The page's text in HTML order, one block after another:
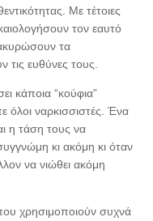
Με τέτοιες
τον εαυτό
τα
ευθύνες τους.
κάποια “κούφια”
όλοι ναρκισσιστές. Ένα
η τάση τους να
κι ακόμη κι όταν
να νιώθει ακόμη
χρησιμοποιούν συχνά